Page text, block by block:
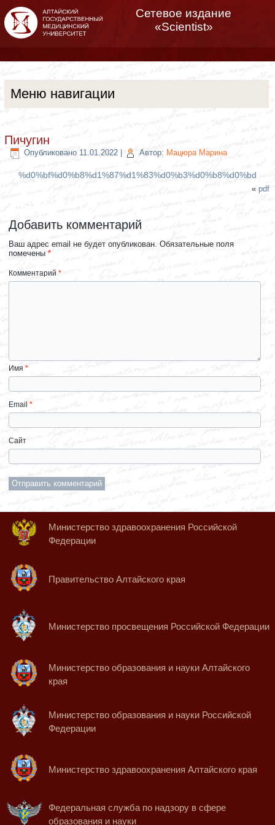
Сетевое издание
«Scientist»
Меню навигации
Пичугин
Опубликовано 11.01.2022 Автор: Мацюра Марина
%d0%bf%d0%b8%d1%87%d1%83%d0%b3%d0%b8%d0%bd
«pdf
Добавить комментарий
Ваш адрес email не будет опубликован. Обязательные поля
помечены*
Комментарий*
Имя*
Email*
Сайт
Министерство здравоохранения Российской
Федерации
Правительство Алтайского края
Министерство просвещения Российской Федерации
Министерство образования и науки Алтайского
края
Министерство образования и науки Российской
Федерации
Министерство здравоохранения Алтайского края
Федеральная служба по надзору в сфере
образования и науки